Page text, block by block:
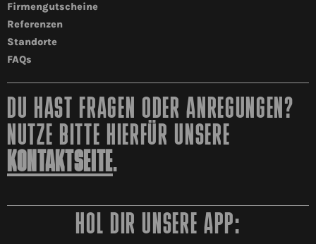
Firmengutscheine
Referenzen
Standorte
FAQs
DU HAST FRAGEN ODER ANREGUNGEN?
NUTZE BITTE HIERFÜR UNSERE
KONTAKTSEITE.
HOL DIR UNSERE APP: